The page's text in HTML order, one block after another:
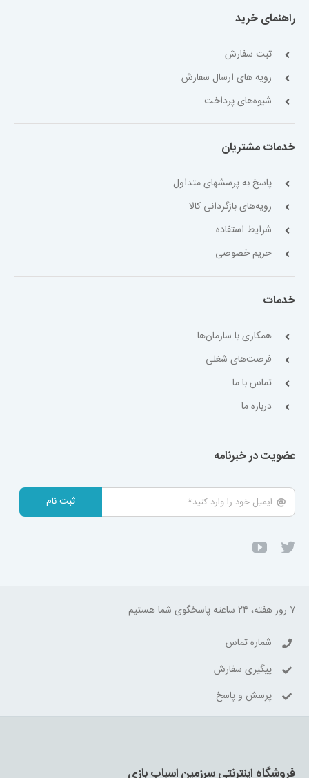
راهنمای خرید
ثبت سفارش
رویه های ارسال سفارش
شیوه‌های پرداخت
خدمات مشتریان
پاسخ به پرسشهای متداول
رویه‌های بازگردانی کالا
شرایط استفاده
حریم خصوصی
خدمات
همکاری با سازمان‌ها
فرصت‌های شغلی
تماس با ما
درباره ما
عضویت در خبرنامه
ثبت نام
۷ روز هفته، ۲۴ ساعته پاسخگوی شما هستیم.
شماره تماس
پیگیری سفارش
پرسش و پاسخ
فروشگاه اینترنتی سرزمین اسباب بازی